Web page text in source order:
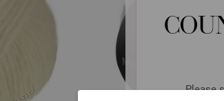
Please